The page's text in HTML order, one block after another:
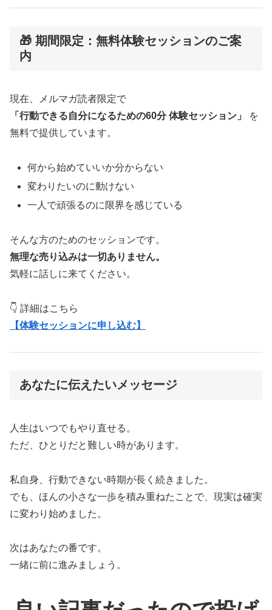
🎁 期間限定：無料体験セッションのご案
内
現在、メルマガ読者限定で
「行動できる自分になるための60分 体験セッション」
を
無料で提供しています。
何から始めていいか分からない
変わりたいのに動けない
一人で頑張るのに限界を感じている
そんな方のためのセッションです。
無理な売り込みは一切ありません。
気軽に話しに来てください。
👇 詳細はこちら
【体験セッションに申し込む】
あなたに伝えたいメッセージ
人生はいつでもやり直せる。
ただ、ひとりだと難しい時があります。
私自身、行動できない時期が長く続きました。
でも、ほんの小さな一歩を積み重ねたことで、現実は確実
に変わり始めました。
次はあなたの番です。
一緒に前に進みましょう。